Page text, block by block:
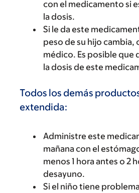
con el medicamento si
la dosis.
Si le da este
peso de su hijo cambia,
médico. Es posible que
la dosis de este
Todos los demás
extendida:
Administre este
mañana con el
menos 1 hora antes o 2
desayuno.
Si el niño tiene